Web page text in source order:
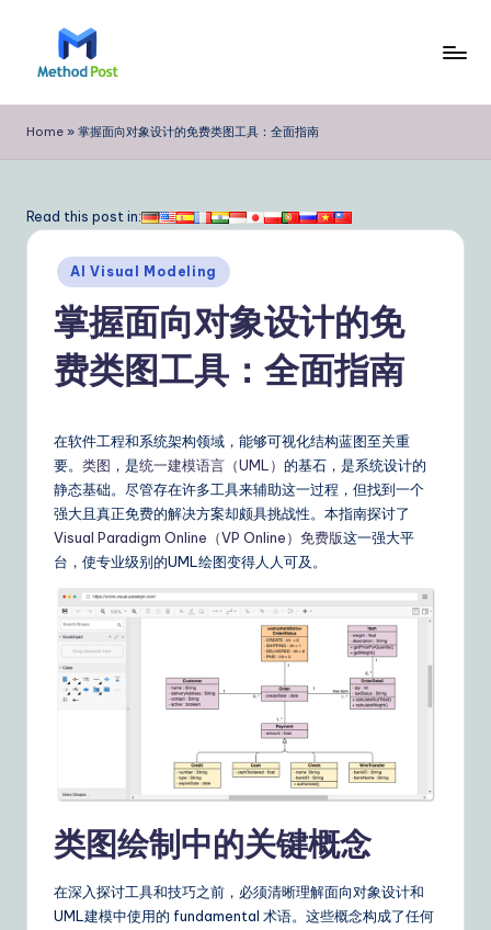
e
t
o
P
Si
m
p
Home » 掌握面向对象设计的免费类图工具：全面指南
Read this post in:
Posted
in
AI Visual Modeling
掌握面向对象设计的免
费类图工具：全面指南
在软件工程和系统架构领域，能够可视化结构蓝图至关重
要。 类图 ，是统一建模语言（UML） 的基石，是系统设计的
静态基础。尽管存在许多工具来辅助这一过程，但找到一个
强大且真正免费的解决方案却颇具挑战性。本指南探讨了
Visual Paradigm Online（VP Online）免费版这一强大平
台，使专业级别的UML绘图变得人人可及。
类图绘制中的关键概念
在深入探讨工具和技巧之前，必须清晰理解面向对象设计和
UML建模中使用的 fundamental 术语。这些概念构成了任何